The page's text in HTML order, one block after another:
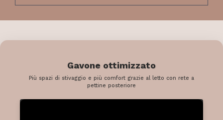
Gavone ottimizzato
Più spazi di stivaggio e più comfort grazie al letto con rete a
pettine posteriore